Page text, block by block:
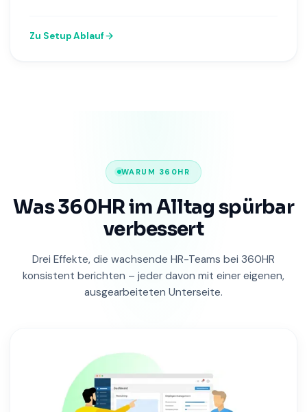
Zu Setup Ablauf
WARUM 360HR
Was 360HR im Alltag spürbar
verbessert
Drei Effekte, die wachsende HR-Teams bei 360HR
konsistent berichten – jeder davon mit einer eigenen,
ausgearbeiteten Unterseite.